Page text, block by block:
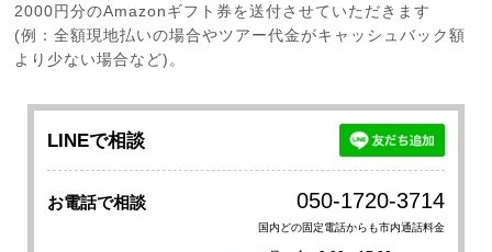
2000円分のAmazonギフト券を送付させていただきます
(例：全額現地払いの場合やツアー代金がキャッシュバック額
より少ない場合など)。
LINEで相談
お電話で相談 050-1720-3714
国内どの固定電話からも市内通話料金